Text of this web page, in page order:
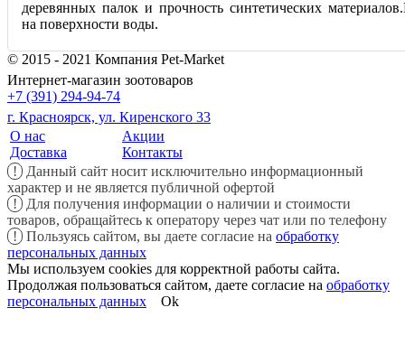
деревянных палок и прочность синтетических
на поверхности воды.
© 2015 - 2021 Компания Pet-Market
Интернет-магазин зоотоваров
+7 (391) 294-94-74
г. Красноярск, ул. Киренского 33
О нас
Доставка
Акции
Контакты
!
Данный сайт носит исключительно информационный
характер и не является публичной офертой
!
Для получения информации о наличии и стоимости
товаров, обращайтесь к оператору через чат или по телефону
!
Пользуясь сайтом, вы даете согласие на обработку
персональных данных
Мы используем cookies для корректной работы сайта.
Продолжая пользоваться сайтом, даете согласие на обработку
персональных данных
Ok